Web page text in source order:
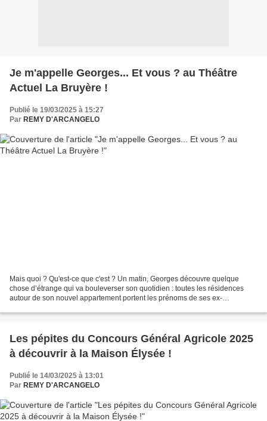
Je m'appelle Georges... Et vous ? au Théâtre
Actuel La Bruyère !
Publié le 19/03/2025 à 15:27
Par REMY D'ARCANGELO
Mais quoi ? Qu'est-ce que c'est ? Un matin, Georges découvre quelque
chose d’étrange qui va bouleverser son quotidien : toutes les résidences
autour de son nouvel appartement portent les prénoms de ses ex-
Les pépites du Concours Général Agricole 2025
à découvrir à la Maison Élysée !
Publié le 14/03/2025 à 13:01
Par REMY D'ARCANGELO